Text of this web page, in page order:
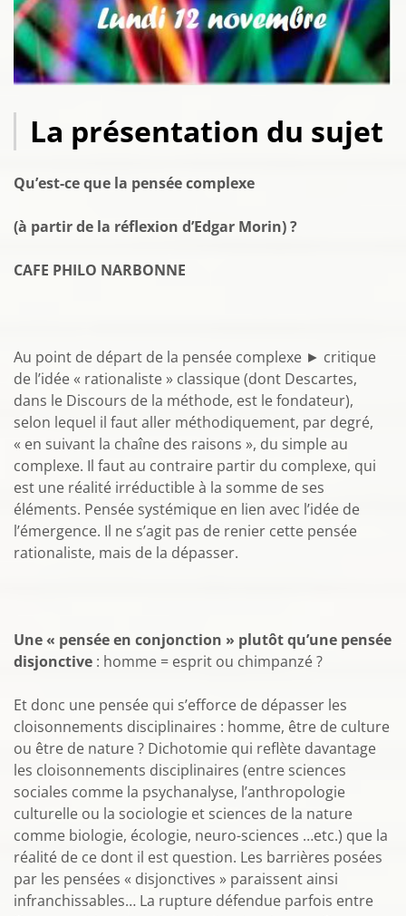
La présentation du sujet
Qu’est-ce que la pensée complexe
(à partir de la réflexion d’Edgar Morin) ?
CAFE PHILO NARBONNE
Au point de départ de la pensée complexe ► critique
de l’idée « rationaliste » classique (dont Descartes,
dans le Discours de la méthode, est le fondateur),
selon lequel il faut aller méthodiquement, par degré,
« en suivant la chaîne des raisons », du simple au
complexe. Il faut au contraire partir du complexe, qui
est une réalité irréductible à la somme de ses
éléments. Pensée systémique en lien avec l’idée de
l’émergence. Il ne s’agit pas de renier cette pensée
rationaliste, mais de la dépasser.
Une « pensée en conjonction » plutôt qu’une pensée
disjonctive : homme = esprit ou chimpanzé ?
Et donc une pensée qui s’efforce de dépasser les
cloisonnements disciplinaires : homme, être de culture
ou être de nature ? Dichotomie qui reflète davantage
les cloisonnements disciplinaires (entre sciences
sociales comme la psychanalyse, l’anthropologie
culturelle ou la sociologie et sciences de la nature
comme biologie, écologie, neuro-sciences …etc.) que la
réalité de ce dont il est question. Les barrières posées
par les pensées « disjonctives » paraissent ainsi
infranchissables… La rupture défendue parfois entre